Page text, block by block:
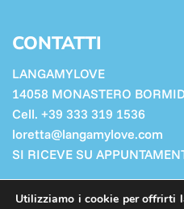
CONTATTI
LANGAMYLOVE
14058 MONASTERO
Cell. +39 333 319 1536
loretta@langamylove.com
SI RICEVE SU
Cookie Policy
Utilizziamo i cookie per offrirti